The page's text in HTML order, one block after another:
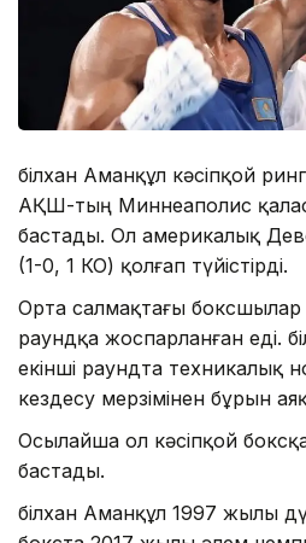
Әбілхан Аманқұл кәсіпқой
АҚШ-тың Миннеаполис
бастады. Ол америкалық
(1-0, 1 КО) қолғап түйістірді.
Орта салмақтағы боксшылар
раундқа жоспарланған еді.
екінші раундта техникалық
кездесу мерзімінен бұрын
Осылайша ол кәсіпқой
бастады.
Әбілхан Аманқұл 1997 жылы